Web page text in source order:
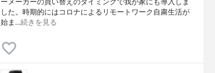
ーメーカーの買い替えのタイミングで我が家にも導入しま
した。時期的にはコロナによるリモートワーク自粛生活が
始ま…続きを見る